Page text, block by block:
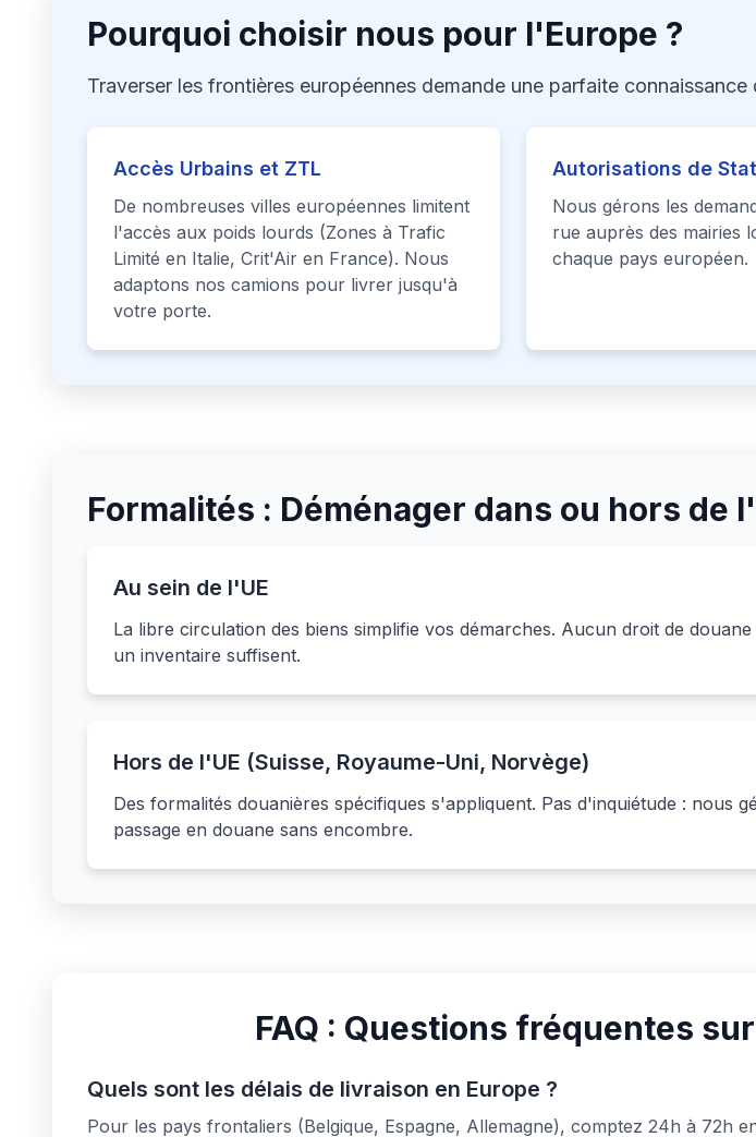
Pourquoi choisir nous pour l'Europe ?
Traverser les frontières européennes demande une parfaite
Accès Urbains et ZTL
De nombreuses villes européennes limitent
l'accès aux poids lourds (Zones à Trafic
Limité en Italie, Crit'Air en France). Nous
adaptons nos camions pour livrer jusqu'à
votre porte.
Autorisations de
Nous gérons les
rue auprès des mairies
chaque pays européen.
Formalités : Déménager dans ou hors de
Au sein de l'UE
La libre circulation des biens simplifie vos démarches. Aucun droit de
un inventaire suffisent.
Hors de l'UE (Suisse, Royaume-Uni, Norvège)
Des formalités douanières spécifiques s'appliquent. Pas d'inquiétude :
passage en douane sans encombre.
FAQ : Questions fréquentes
Quels sont les délais de livraison en Europe ?
Pour les pays frontaliers (Belgique, Espagne, Allemagne), comptez 24h à 72h